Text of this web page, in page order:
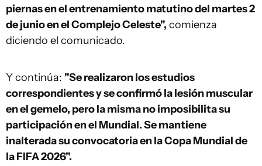
piernas en el entrenamiento matutino del martes 2
de junio en el Complejo Celeste", comienza
diciendo el comunicado.
Y continúa: "Se realizaron los estudios
correspondientes y se confirmó la lesión muscular
en el gemelo, pero la misma no imposibilita su
participación en el Mundial. Se mantiene
inalterada su convocatoria en la Copa Mundial de
la FIFA 2026".